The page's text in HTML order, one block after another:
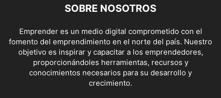
SOBRE NOSOTROS
Emprender es un medio digital comprometido con el
fomento del emprendimiento en el norte del país. Nuestro
objetivo es inspirar y capacitar a los emprendedores,
proporcionándoles herramientas, recursos y
conocimientos necesarios para su desarrollo y
crecimiento.